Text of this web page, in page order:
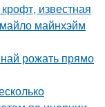
известная
майнхэйм
рожать прямо